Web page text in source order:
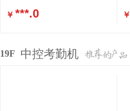
￥ ***.0 ￥
19F 中控考勤机